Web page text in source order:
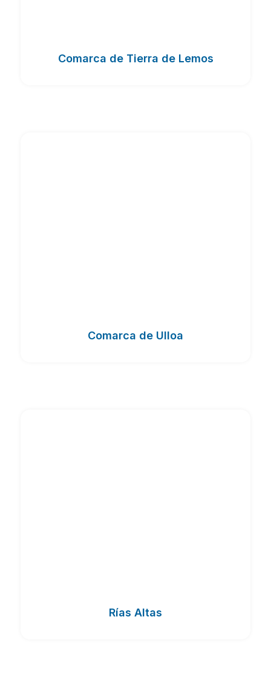
Comarca de Tierra de Lemos
Comarca de Ulloa
Rías Altas